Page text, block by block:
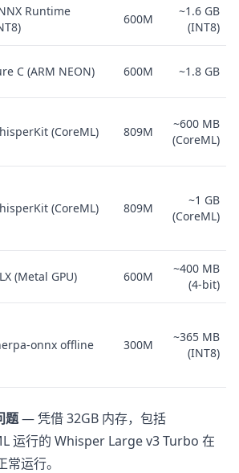
Runtime
600M
~1.6 GB
(INT8)
C (ARM NEON) 600M ~1.8 GB
(CoreML) 809M
~600 MB
(CoreML)
(CoreML) 809M
~1 GB
(CoreML)
(Metal GPU) 600M
~400 MB
(4-bit)
onnx offline 300M
~365 MB
(INT8)
题— 凭借 32GB 内存，包括
运行的 Whisper Large v3 Turbo 在
运行。